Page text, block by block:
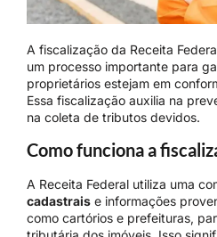
A fiscalização da Receita
um processo importante para
proprietários estejam em
Essa fiscalização auxilia na
na coleta de tributos devidos.
Como funciona a
A Receita Federal utiliza uma
cadastrais e informações
como cartórios e prefeituras,